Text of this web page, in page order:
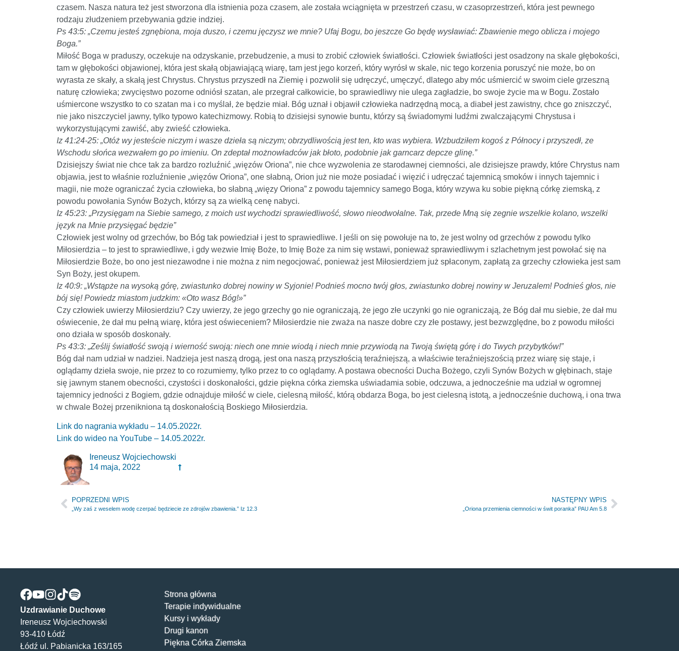
czasem. Nasza natura też jest stworzona dla istnienia poza czasem, ale została wciągnięta w przestrzeń czasu, w czasoprzestrzeń, która jest pewnego
rodzaju złudzeniem przebywania gdzie indziej.
Ps 43:5: „Czemu jesteś zgnębiona, moja duszo, i czemu jęczysz we mnie? Ufaj Bogu, bo jeszcze Go będę wysławiać: Zbawienie mego oblicza i mojego
Boga.”
Miłość Boga w praduszy, oczekuje na odzyskanie, przebudzenie, a musi to zrobić człowiek światłości. Człowiek światłości jest osadzony na skale głębokości,
tam w głębokości objawionej, która jest skałą objawiającą wiarę, tam jest jego korzeń, który wyrósł w skale, nic tego korzenia poruszyć nie może, bo on
wyrasta ze skały, a skałą jest Chrystus. Chrystus przyszedł na Ziemię i pozwolił się udręczyć, umęczyć, dlatego aby móc uśmiercić w swoim ciele grzeszną
naturę człowieka; zwycięstwo pozorne odniósł szatan, ale przegrał całkowicie, bo sprawiedliwy nie ulega zagładzie, bo swoje życie ma w Bogu. Zostało
uśmiercone wszystko to co szatan ma i co myślał, że będzie miał. Bóg uznał i objawił człowieka nadrzędną mocą, a diabeł jest zawistny, chce go zniszczyć,
nie jako niszczyciel jawny, tylko typowo katechizmowy. Robią to dzisiejsi synowie buntu, którzy są świadomymi ludźmi zwalczającymi Chrystusa i
wykorzystującymi zawiść, aby zwieść człowieka.
Iz 41:24-25: „Otóż wy jesteście niczym i wasze dzieła są niczym; obrzydliwością jest ten, kto was wybiera. Wzbudziłem kogoś z Północy i przyszedł, ze
Wschodu słońca wezwałem go po imieniu. On zdeptał możnowładców jak błoto, podobnie jak garncarz depcze glinę.”
Dzisiejszy świat nie chce tak za bardzo rozluźnić „więzów Oriona”, nie chce wyzwolenia ze starodawnej ciemności, ale dzisiejsze prawdy, które Chrystus nam
objawia, jest to właśnie rozluźnienie „więzów Oriona”, one słabną, Orion już nie może posiadać i więzić i udręczać tajemnicą smoków i innych tajemnic i
magii, nie może ograniczać życia człowieka, bo słabną „więzy Oriona” z powodu tajemnicy samego Boga, który wzywa ku sobie piękną córkę ziemską, z
powodu powołania Synów Bożych, którzy są za wielką cenę nabyci.
Iz 45:23: „Przysięgam na Siebie samego, z moich ust wychodzi sprawiedliwość, słowo nieodwołalne. Tak, przede Mną się zegnie wszelkie kolano, wszelki
język na Mnie przysięgać będzie”
Człowiek jest wolny od grzechów, bo Bóg tak powiedział i jest to sprawiedliwe. I jeśli on się powołuje na to, że jest wolny od grzechów z powodu tylko
Miłosierdzia – to jest to sprawiedliwe, i gdy wezwie Imię Boże, to Imię Boże za nim się wstawi, ponieważ sprawiedliwym i szlachetnym jest powołać się na
Miłosierdzie Boże, bo ono jest niezawodne i nie można z nim negocjować, ponieważ jest Miłosierdziem już spłaconym, zapłatą za grzechy człowieka jest sam
Syn Boży, jest okupem.
Iz 40:9: „Wstąpże na wysoką górę, zwiastunko dobrej nowiny w Syjonie! Podnieś mocno twój głos, zwiastunko dobrej nowiny w Jeruzalem! Podnieś głos, nie
bój się! Powiedz miastom judzkim: «Oto wasz Bóg!»”
Czy człowiek uwierzy Miłosierdziu? Czy uwierzy, że jego grzechy go nie ograniczają, że jego złe uczynki go nie ograniczają, że Bóg dał mu siebie, że dał mu
oświecenie, że dał mu pełną wiarę, która jest oświeceniem? Miłosierdzie nie zważa na nasze dobre czy złe postawy, jest bezwzględne, bo z powodu miłości
ono działa w sposób doskonały.
Ps 43:3: „Ześlij światłość swoją i wierność swoją: niech one mnie wiodą i niech mnie przywiodą na Twoją świętą górę i do Twych przybytków!”
Bóg dał nam udział w nadziei. Nadzieja jest naszą drogą, jest ona naszą przyszłością teraźniejszą, a właściwie teraźniejszością przez wiarę się staje, i
oglądamy dzieła swoje, nie przez to co rozumiemy, tylko przez to co oglądamy. A postawa obecności Ducha Bożego, czyli Synów Bożych w głębinach, staje
się jawnym stanem obecności, czystości i doskonałości, gdzie piękna córka ziemska uświadamia sobie, odczuwa, a jednocześnie ma udział w ogromnej
tajemnicy jedności z Bogiem, gdzie odnajduje miłość w ciele, cielesną miłość, którą obdarza Boga, bo jest cielesną istotą, a jednocześnie duchową, i ona trwa
w chwale Bożej przenikniona tą doskonałością Boskiego Miłosierdzia.
Link do nagrania wykładu – 14.05.2022r.
Link do wideo na YouTube – 14.05.2022r.
Ireneusz Wojciechowski
14 maja, 2022
POPRZEDNI WPIS
„Wy zaś z weselem wodę czerpać będziecie ze zdrojów zbawienia.” Iz 12.3
NASTĘPNY WPIS
„Oriona przemienia ciemności w świt poranka” PAU Am 5.8
Uzdrawianie Duchowe
Ireneusz Wojciechowski
93-410 Łódź
Łódź ul. Pabianicka 163/165
Strona główna
Terapie indywidualne
Kursy i wykłady
Drugi kanon
Piękna Córka Ziemska